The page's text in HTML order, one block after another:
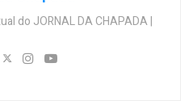
do JORNAL DA CHAPADA |